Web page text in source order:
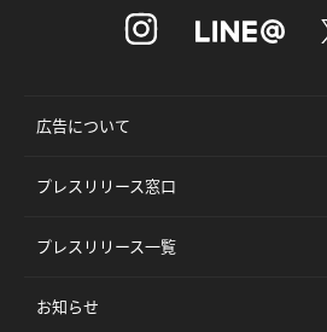
広告について
プレスリリース窓口
プレスリリース一覧
お知らせ